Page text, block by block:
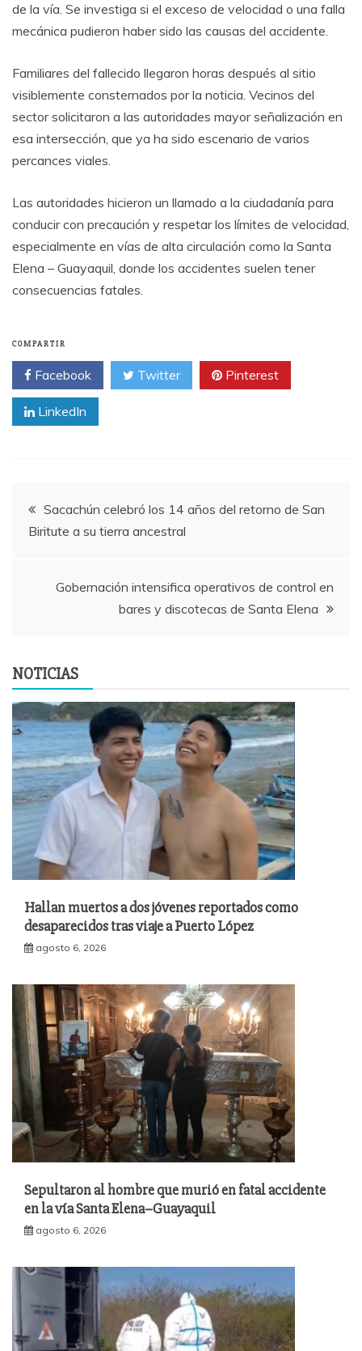
de la vía. Se investiga si el exceso de velocidad o una falla
mecánica pudieron haber sido las causas del accidente.
Familiares del fallecido llegaron horas después al sitio
visiblemente consternados por la noticia. Vecinos del
sector solicitaron a las autoridades mayor señalización en
esa intersección, que ya ha sido escenario de varios
percances viales.
Las autoridades hicieron un llamado a la ciudadanía para
conducir con precaución y respetar los límites de velocidad,
especialmente en vías de alta circulación como la Santa
Elena – Guayaquil, donde los accidentes suelen tener
consecuencias fatales.
COMPARTIR
Facebook Twitter Pinterest
LinkedIn
Navegación
entradas
Sacachún celebró los 14 años del retorno de San
Biritute a su tierra ancestral
Gobernación intensifica operativos de control en
bares y discotecas de Santa Elena
NOTICIAS
Hallan muertos a dos jóvenes reportados como
desaparecidos tras viaje a Puerto López
agosto 6, 2026
Sepultaron al hombre que murió en fatal accidente
en la vía Santa Elena–Guayaquil
agosto 6, 2026